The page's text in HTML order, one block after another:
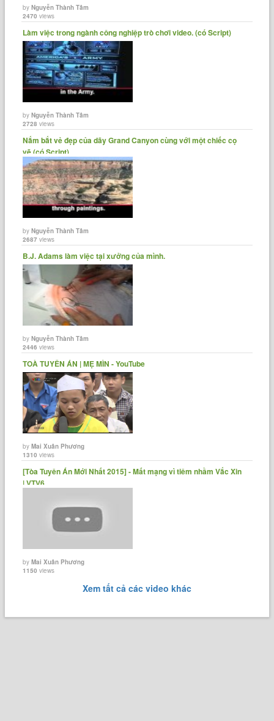
byNguyễn Thành Tâm
2470 views
Làm việc trong ngành công nghiệp trò chơi video. (có Script)
byNguyễn Thành Tâm
2728 views
Nắm bắt vẻ đẹp của dãy Grand Canyon cùng với một chiếc cọ
vẽ (có Script)
byNguyễn Thành Tâm
2687 views
B.J. Adams làm việc tại xưởng của mình.
byNguyễn Thành Tâm
2446 views
TOÀ TUYÊN ÁN | MẸ MÌN - YouTube
byMai Xuân Phương
1310 views
[Tòa Tuyên Án Mới Nhất 2015] - Mất mạng vì tiêm nhầm Vắc Xin
| VTV6......
byMai Xuân Phương
1150 views
Xem tất cả các video khác